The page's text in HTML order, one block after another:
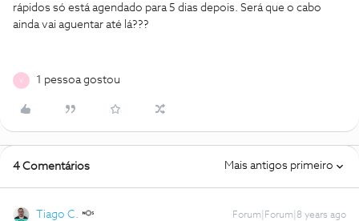
rápidos só está agendado para 5 dias depois. Será que o cabo
ainda vai aguentar até lá???
V 1 pessoa gostou
4 Comentários Mais antigos primeiro
Tiago C. Forum|Forum|8 years ago